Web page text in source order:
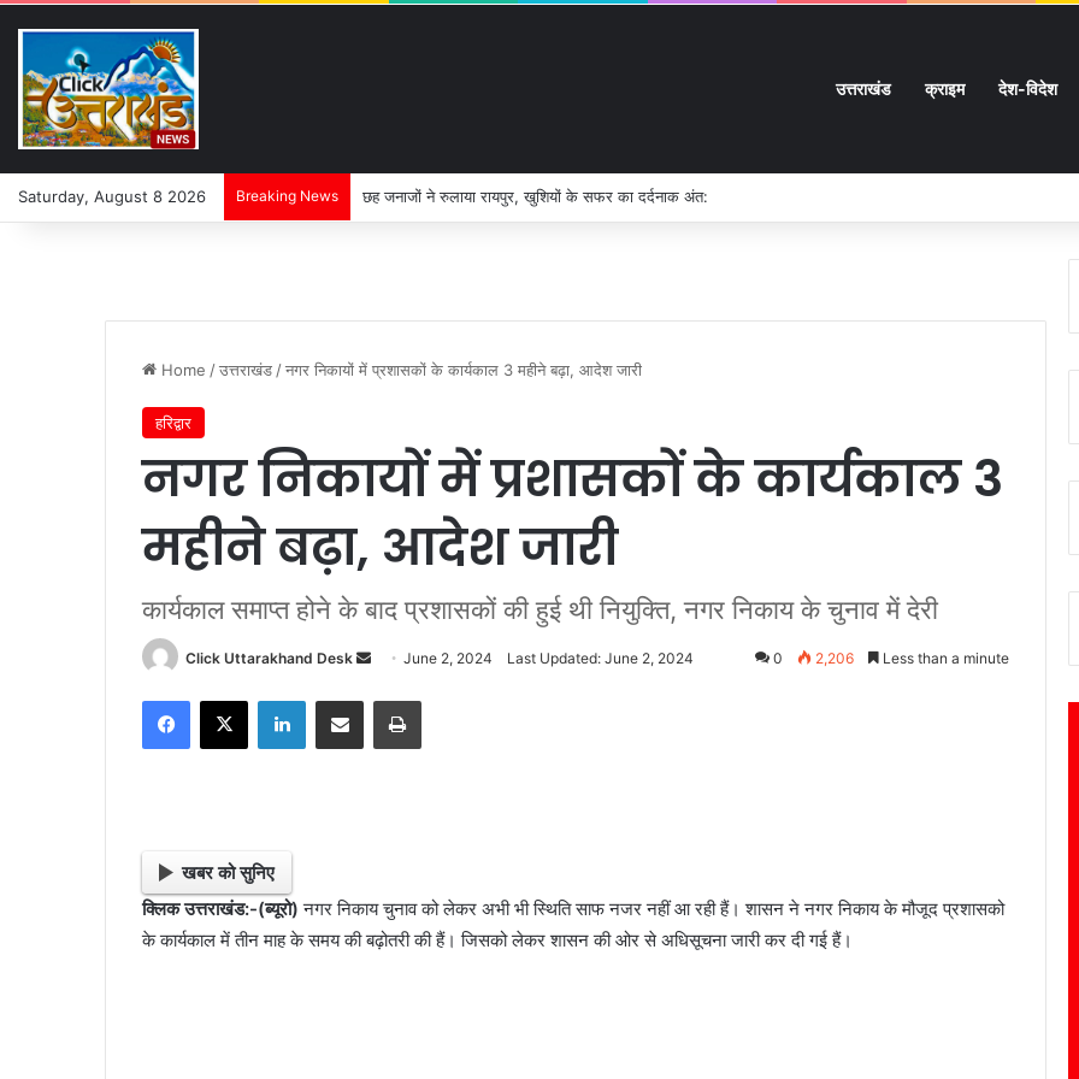
उत्तराखंड क्राइम देश-विदेश
Saturday, August 8 2026 Breaking News छह जनाजों ने रुलाया रायपुर, खुशियों के सफर का दर्दनाक अंत:
Home /उत्तराखंड /नगर निकायों में प्रशासकों के कार्यकाल 3 महीने बढ़ा, आदेश जारी
हरिद्वार
नगर निकायों में प्रशासकों के कार्यकाल 3
महीने बढ़ा, आदेश जारी
कार्यकाल समाप्त होने के बाद प्रशासकों की हुई थी नियुक्ति, नगर निकाय के चुनाव में देरी
Click Uttarakhand Desk
d
i
l
June 2, 2024 Last Updated: June 2, 2024 0 2,206 Less than a minute
खबर को सुनिए
क्लिक उत्तराखंड:-(ब्यूरो) नगर निकाय चुनाव को लेकर अभी भी स्थिति साफ नजर नहीं आ रही हैं। शासन ने नगर निकाय के मौजूद प्रशासको
के कार्यकाल में तीन माह के समय की बढ़ोतरी की हैं। जिसको लेकर शासन की ओर से अधिसूचना जारी कर दी गई हैं।